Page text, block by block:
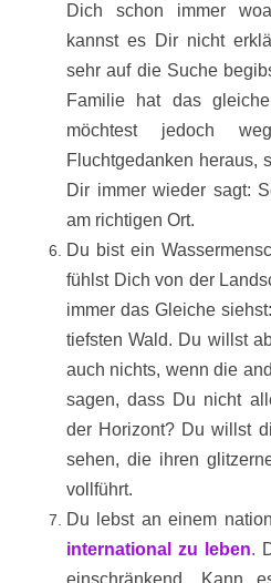
Dich schon immer
kannst es Dir nicht
sehr auf die Suche
Familie hat das
möchtest jedoch
Fluchtgedanken heraus,
Dir immer wieder sagt:
am richtigen Ort.
Du bist ein
fühlst Dich von der
immer das Gleiche
tiefsten Wald. Du willst
auch nichts, wenn die
sagen, dass Du nicht
der Horizont? Du willst
sehen, die ihren
vollführt.
Du lebst an einem
international zu leben.
einschränkend. Kann